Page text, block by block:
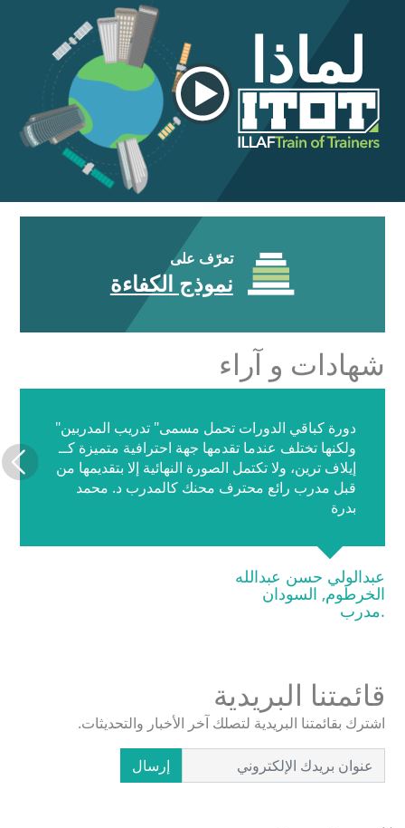
لماذا
تعرّف على
نموذج الكفاءة
شهادات و آراء
دورة كباقي الدورات تحمل مسمى" تدريب المدربين"
ولكنها تختلف عندما تقدمها جهة احترافية متميزة كــ
إيلاف ترين، ولا تكتمل الصورة النهائية إلا بتقديمها من
قبل مدرب رائع محترف محنك كالمدرب د. محمد
بدرة
عبدالولي حسن عبدالله
الخرطوم, السودان
.مدرب
قائمتنا البريدية
اشترك بقائمتنا البريدية لتصلك آخر الأخبار والتحديثات.
إرسال